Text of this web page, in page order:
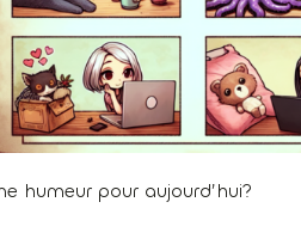
humeur pour aujourd’hui?